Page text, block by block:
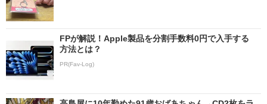
FPが解説！Apple製品を分割手数料0円で入手する
方法とは？
PR(Fav-Log)